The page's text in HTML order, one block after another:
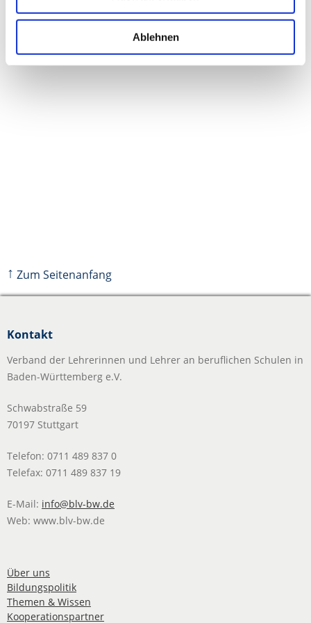
Ablehnen
↑ Zum Seitenanfang
Kontakt
Verband der Lehrerinnen und Lehrer an beruflichen Schulen in
Baden-Württemberg e.V.
Schwabstraße 59
70197 Stuttgart
Telefon: 0711 489 837 0
Telefax: 0711 489 837 19
E-Mail: info@blv-bw.de
Web: www.blv-bw.de
Über uns
Bildungspolitik
Themen & Wissen
Kooperationspartner